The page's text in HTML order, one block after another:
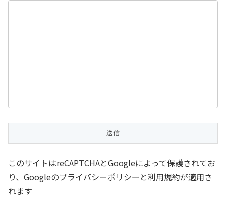
このサイトはreCAPTCHAとGoogleによって保護されてお
り、Googleのプライバシーポリシーと利用規約が適用さ
れます